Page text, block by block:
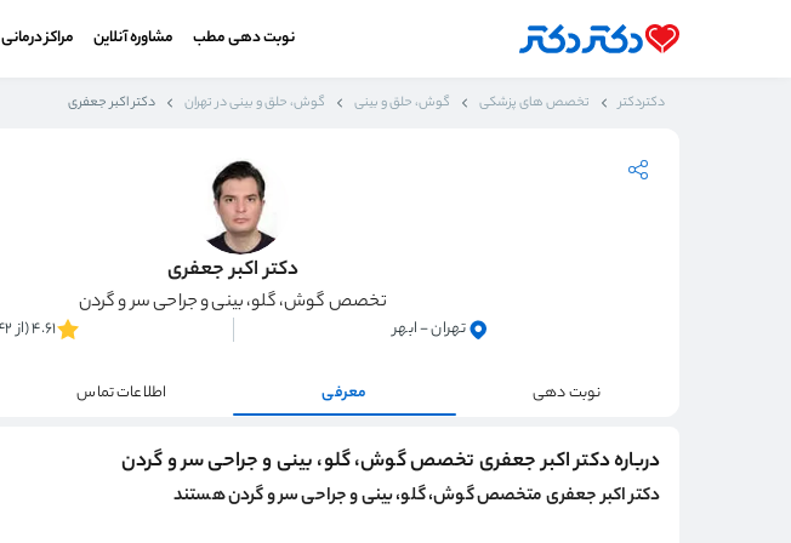
نوبت دهی مطب مشاوره آنلاین مراکز درمانی
دکتردکتر تخصص های پزشکی گوش، حلق و بینی گوش، حلق و بینی در تهران دکتر اکبر جعفری
دکتر اکبر جعفری
تخصص گوش، گلو، بینی و جراحی سر و گردن
تهران - ابهر 4.61 (از 42 نظر)
نوبت دهی معرفی اطلاعات تماس
درباره دکتر اکبر جعفری تخصص گوش، گلو، بینی و جراحی سر و گردن
دکتر اکبر جعفری متخصص گوش، گلو، بینی و جراحی سر و گردن هستند